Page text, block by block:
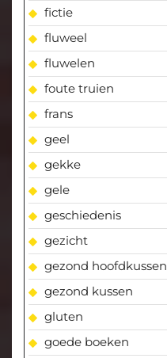
fictie
fluweel
fluwelen
foute truien
frans
geel
gekke
gele
geschiedenis
gezicht
gezond hoofdkussen
gezond kussen
gluten
goede boeken